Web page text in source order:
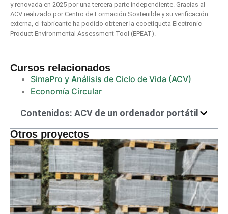
y renovada en 2025 por una tercera parte independiente. Gracias al
ACV realizado por Centro de Formación Sostenible y su verificación
externa, el fabricante ha podido obtener la ecoetiqueta Electronic
Product Environmental Assessment Tool (EPEAT).
Cursos relacionados
SimaPro y Análisis de Ciclo de Vida (ACV)
Economía Circular
Contenidos: ACV de un ordenador portátil
Otros proyectos